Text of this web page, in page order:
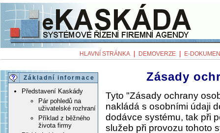
HLAVNÍ STRÁNKA DEMOVERZE E-
Základní informace
Představení Kaskády
Pár pohledů na
uživatelské rozhraní
Příklad z běžného
života firmy
Zásady
Tyto "Zásady ochrany
nakládá s osobními údaji
dodávce systému, tak při
služeb při provozu tohoto